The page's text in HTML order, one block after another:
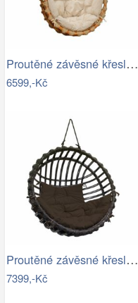
Proutěné závěsné křeslo Lena, přírodní…
6599,-Kč
Proutěné závěsné křeslo Elis, hnědý rám…
7399,-Kč